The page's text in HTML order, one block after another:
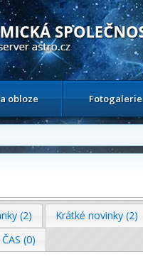
server
obloze Fotogalerie
(2) Krátké novinky (2)
(0)